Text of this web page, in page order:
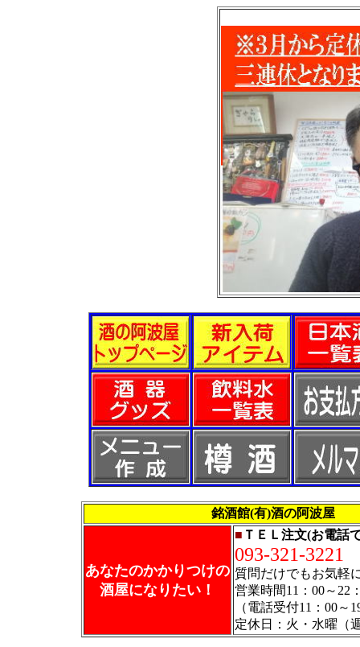
銘酒館(有)酒の阿波屋
あなたのかかりつけの
酒屋になりたい！
■ ＴＥＬ注文(お電話
093-321-3221
質問だけでもお気軽
営業時間11：00～22
（電話受付11：00～
定休日：火・水曜（